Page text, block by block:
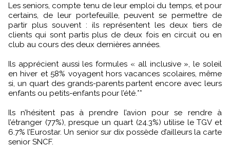
Les seniors, compte tenu de leur emploi du temps, et pour
certains, de leur portefeuille, peuvent se permettre de
partir plus souvent : ils représentent les deux tiers de
clients qui sont partis plus de deux fois en circuit ou en
club au cours des deux dernières années.
Ils apprécient aussi les formules « all inclusive », le soleil
en hiver et 58% voyagent hors vacances scolaires, même
si, un quart des grands-parents partent encore avec leurs
enfants ou petits-enfants pour l’été.**
Ils n’hésitent pas à prendre l’avion pour se rendre à
l’étranger (77%), presque un quart (24.3%) utilise le TGV et
6.7% l’Eurostar. Un senior sur dix possède d’ailleurs la carte
senior SNCF.